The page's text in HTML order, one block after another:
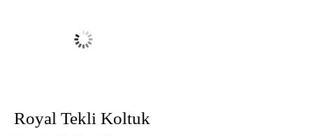
Royal Tekli Koltuk